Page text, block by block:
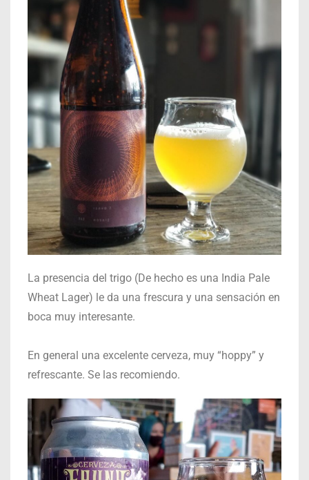
La presencia del trigo (De hecho es una India Pale
Wheat Lager) le da una frescura y una sensación en
boca muy interesante.
En general una excelente cerveza, muy “hoppy” y
refrescante. Se las recomiendo.